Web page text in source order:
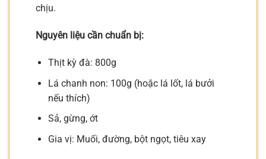
chịu.
Nguyên liệu cần chuẩn bị:
Thịt kỳ đà: 800g
Lá chanh non: 100g (hoặc lá lốt, lá bưởi
nếu thích)
Sả, gừng, ớt
Gia vị: Muối, đường, bột ngọt, tiêu xay